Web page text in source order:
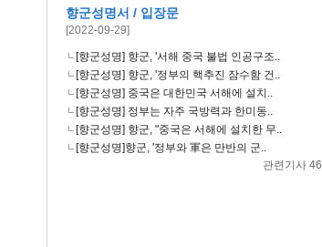
향군성명서 / 입장문
[2022-09-29]
[향군성명] 향군, '서해 중국 불법 인공구조..
[향군성명] 향군, '정부의 핵추진 잠수함 건..
[향군성명] 중국은 대한민국 서해에 설치..
[향군성명] 정부는 자주 국방력과 한미동..
[향군성명] 향군, "중국은 서해에 설치한 무..
[향군성명]향군, '정부와 軍은 만반의 군..
관련기사